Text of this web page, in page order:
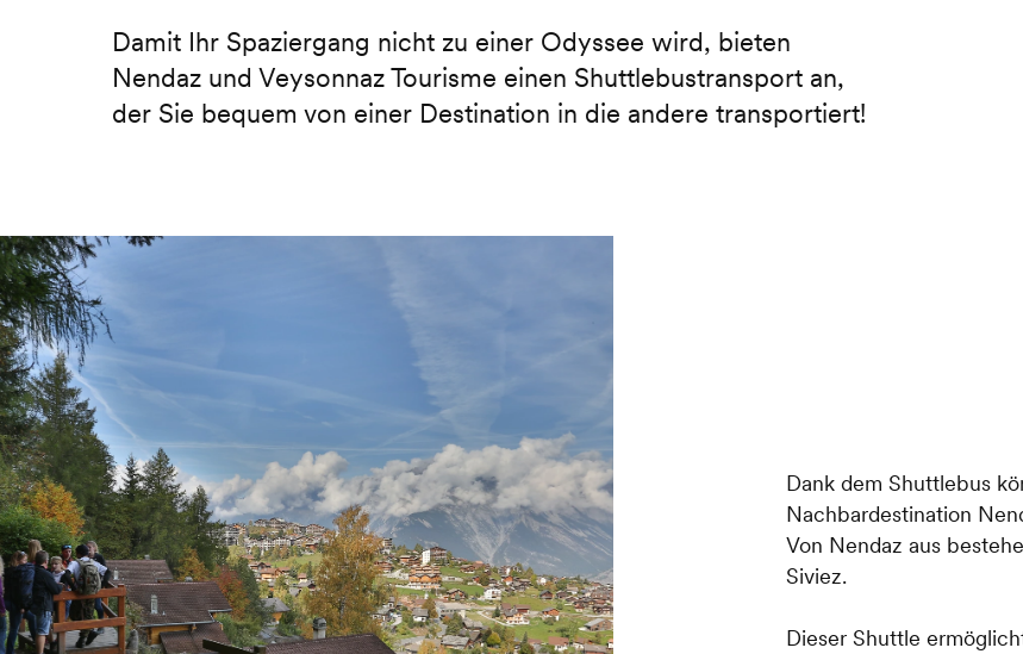
Damit Ihr Spaziergang nicht zu einer Odyssee wird, bieten
Nendaz und Veysonnaz Tourisme einen Shuttlebustransport an,
der Sie bequem von einer Destination in die andere transportiert!
Dank dem Shuttlebus
Nachbardestination
Von Nendaz aus
Siviez.
Dieser Shuttle